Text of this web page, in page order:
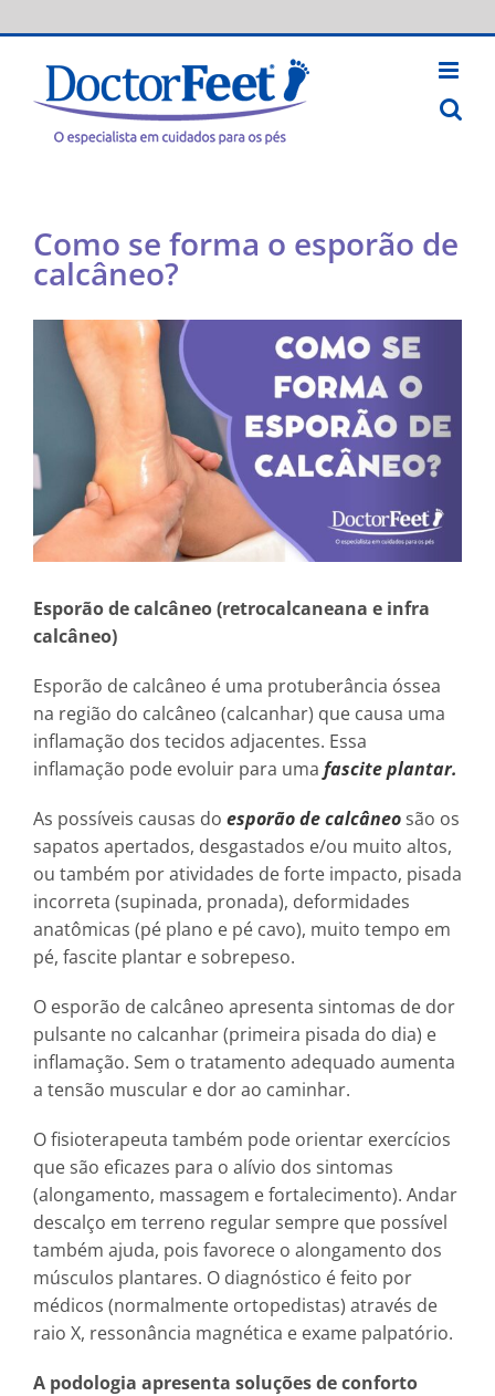
content
Como se forma o esporão de
calcâneo?
View
Larger
Image
Esporão de calcâneo (retrocalcaneana e infra
calcâneo)
Esporão de calcâneo é uma protuberância óssea
na região do calcâneo (calcanhar) que causa uma
inflamação dos tecidos adjacentes. Essa
inflamação pode evoluir para uma fascite plantar.
As possíveis causas do esporão de calcâneo são os
sapatos apertados, desgastados e/ou muito altos,
ou também por atividades de forte impacto, pisada
incorreta (supinada, pronada), deformidades
anatômicas (pé plano e pé cavo), muito tempo em
pé, fascite plantar e sobrepeso.
O esporão de calcâneo apresenta sintomas de dor
pulsante no calcanhar (primeira pisada do dia) e
inflamação. Sem o tratamento adequado aumenta
a tensão muscular e dor ao caminhar.
O fisioterapeuta também pode orientar exercícios
que são eficazes para o alívio dos sintomas
(alongamento, massagem e fortalecimento). Andar
descalço em terreno regular sempre que possível
também ajuda, pois favorece o alongamento dos
músculos plantares. O diagnóstico é feito por
médicos (normalmente ortopedistas) através de
raio X, ressonância magnética e exame palpatório.
A podologia apresenta soluções de conforto